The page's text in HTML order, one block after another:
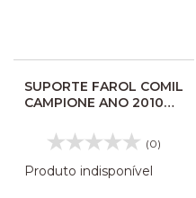
SUPORTE FAROL COMIL
CAMPIONE ANO 2010
(0)
Produto indisponível